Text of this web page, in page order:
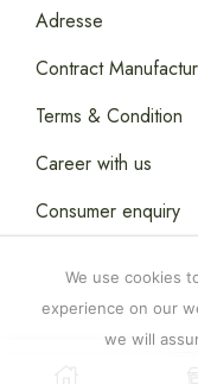
Adresse
Contract
Terms & Condition
Career with us
Consumer enquiry
We use cookies
experience on our
we will